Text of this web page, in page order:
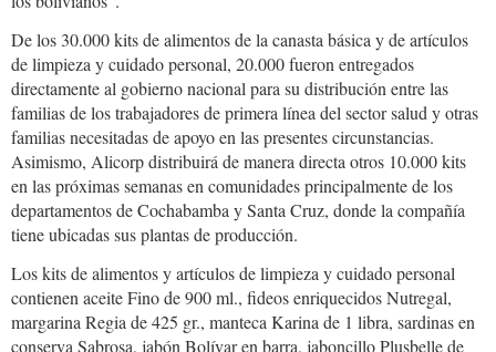
De los 30.000 kits de alimentos de la canasta básica y de artículos
de limpieza y cuidado personal, 20.000 fueron entregados
directamente al gobierno nacional para su distribución entre las
familias de los trabajadores de primera línea del sector salud y otras
familias necesitadas de apoyo en las presentes circunstancias.
Asimismo, Alicorp distribuirá de manera directa otros 10.000 kits
en las próximas semanas en comunidades principalmente de los
departamentos de Cochabamba y Santa Cruz, donde la compañía
tiene ubicadas sus plantas de producción.
Los kits de alimentos y artículos de limpieza y cuidado personal
contienen aceite Fino de 900 ml., fideos enriquecidos Nutregal,
margarina Regia de 425 gr., manteca Karina de 1 libra, sardinas en
conserva Sabrosa, jabón Bolívar en barra, jaboncillo Plusbelle de